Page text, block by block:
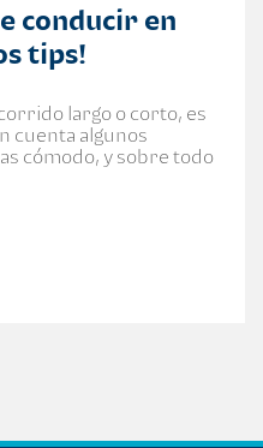
conducir en
tips!
largo o corto, es
cuenta algunos
cómodo, y sobre todo